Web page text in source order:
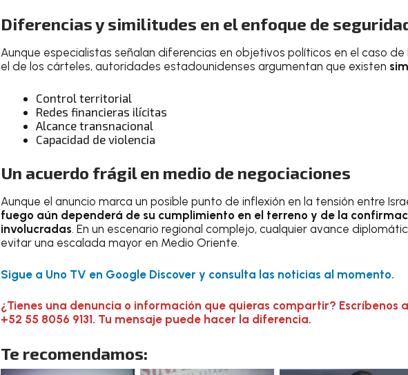
Diferencias y similitudes en el enfoque de
Aunque especialistas señalan diferencias en objetivos políticos en el caso
el de los cárteles, autoridades estadounidenses argumentan que existen
Control territorial
Redes financieras ilícitas
Alcance transnacional
Capacidad de violencia
Un acuerdo frágil en medio de negociaciones
Aunque el anuncio marca un posible punto de inflexión en la tensión entre
fuego aún dependerá de su cumplimiento en el terreno y de la
involucradas. En un escenario regional complejo, cualquier avance
evitar una escalada mayor en Medio Oriente.
Sigue a Uno TV en Google Discover y consulta las noticias al momento.
¿Tienes una denuncia o información que quieras compartir? Escríbenos
+52 55 8056 9131. Tu mensaje puede hacer la diferencia.
Te recomendamos: